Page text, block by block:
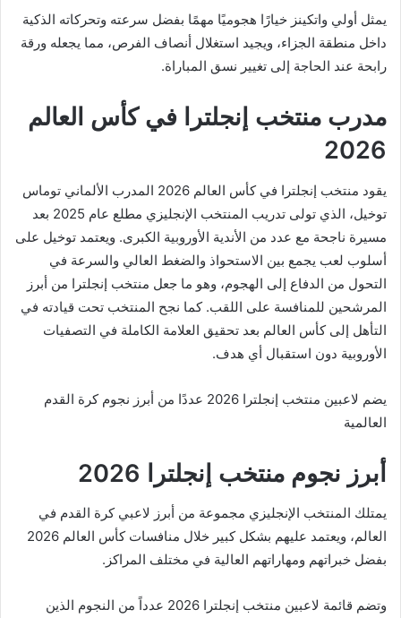
يمثل أولي واتكينز خيارًا هجوميًا مهمًا بفضل سرعته وتحركاته الذكية
داخل منطقة الجزاء، ويجيد استغلال أنصاف الفرص، مما يجعله ورقة
رابحة عند الحاجة إلى تغيير نسق المباراة.
مدرب منتخب إنجلترا في كأس العالم
2026
يقود منتخب إنجلترا في كأس العالم 2026 المدرب الألماني توماس
توخيل، الذي تولى تدريب المنتخب الإنجليزي مطلع عام 2025 بعد
مسيرة ناجحة مع عدد من الأندية الأوروبية الكبرى. ويعتمد توخيل على
أسلوب لعب يجمع بين الاستحواذ والضغط العالي والسرعة في
التحول من الدفاع إلى الهجوم، وهو ما جعل منتخب إنجلترا من أبرز
المرشحين للمنافسة على اللقب. كما نجح المنتخب تحت قيادته في
التأهل إلى كأس العالم بعد تحقيق العلامة الكاملة في التصفيات
الأوروبية دون استقبال أي هدف.
يضم لاعبين منتخب إنجلترا 2026 عددًا من أبرز نجوم كرة القدم
العالمية
أبرز نجوم منتخب إنجلترا 2026
يمتلك المنتخب الإنجليزي مجموعة من أبرز لاعبي كرة القدم في
العالم، ويعتمد عليهم بشكل كبير خلال منافسات كأس العالم 2026
بفضل خبراتهم ومهاراتهم العالية في مختلف المراكز.
وتضم قائمة لاعبين منتخب إنجلترا 2026 عدداً من النجوم الذين